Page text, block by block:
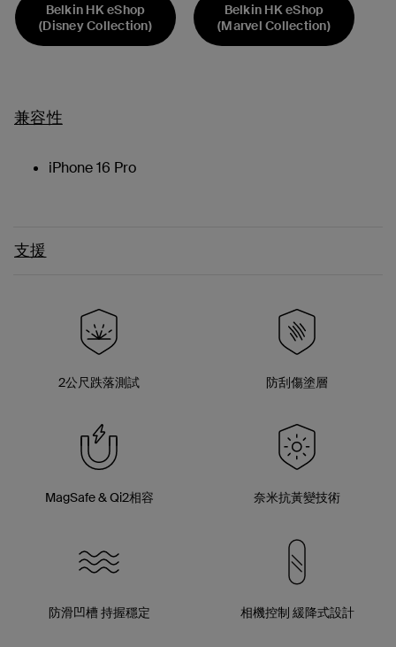
Belkin HK eShop
(Disney Collection)
Belkin HK eShop
(Marvel Collection)
兼容性
iPhone 16 Pro
支援
2公尺跌落測試 防刮傷塗層
MagSafe & Qi2相容 奈米抗黃變技術
防滑凹槽 持握穩定 相機控制 緩降式設計